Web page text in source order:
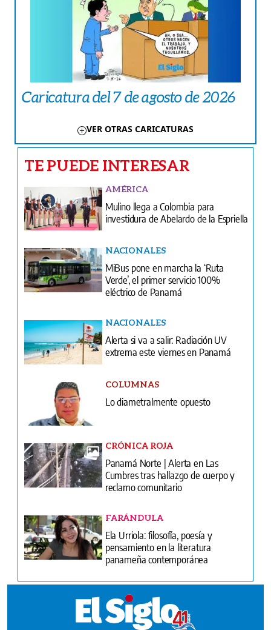
Caricatura del 7 de agosto de 2026
VER OTRAS CARICATURAS
TE PUEDE INTERESAR
AMÉRICA
Mulino llega a Colombia para
investidura de Abelardo de la Espriella
NACIONALES
MiBus pone en marcha la ‘Ruta
Verde’, el primer servicio 100%
eléctrico de Panamá
NACIONALES
Alerta si va a salir: Radiación UV
extrema este viernes en Panamá
COLUMNAS
Lo diametralmente opuesto
CRÓNICA ROJA
Panamá Norte | Alerta en Las
Cumbres tras hallazgo de cuerpo y
reclamo comunitario
FARÁNDULA
Ela Urriola: filosofía, poesía y
pensamiento en la literatura
panameña contemporánea